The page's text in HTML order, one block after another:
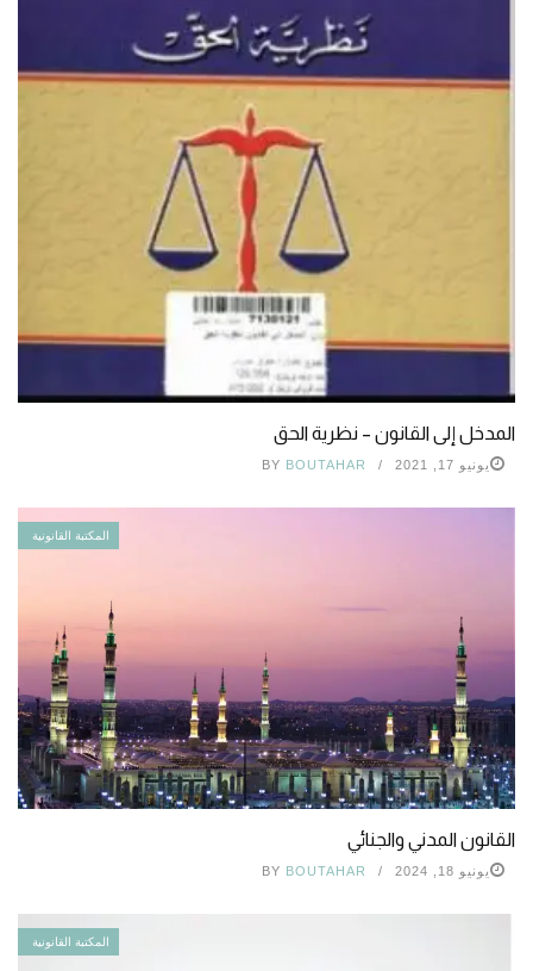
المدخل إلى القانون – نظرية الحق
يونيو 17, 2021 BY BOUTAHAR
المكتبة القانونية
القانون المدني والجنائي
يونيو 18, 2024 BY BOUTAHAR
المكتبة القانونية